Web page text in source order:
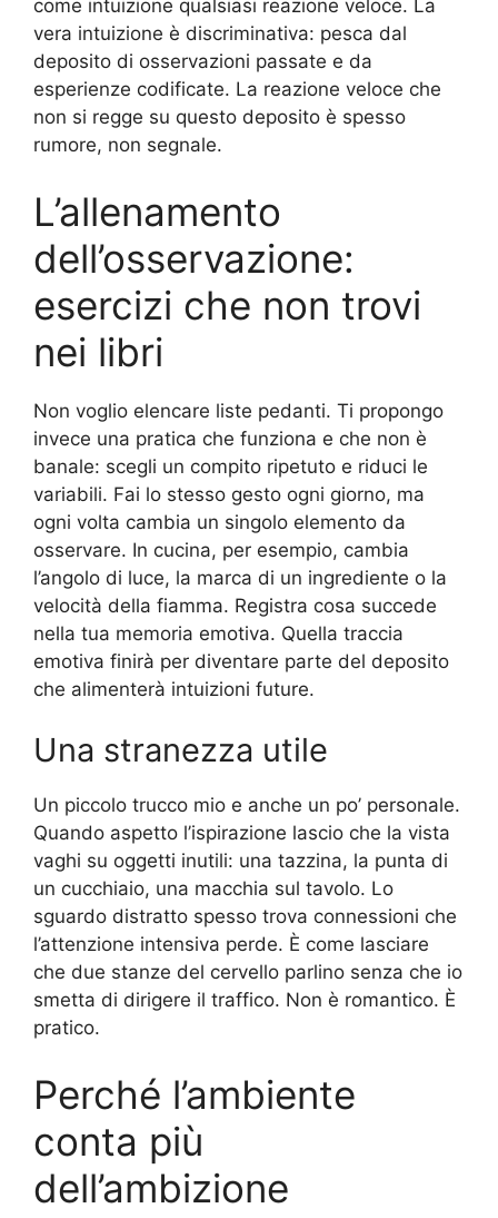
come intuizione qualsiasi reazione veloce. La
vera intuizione è discriminativa: pesca dal
deposito di osservazioni passate e da
esperienze codificate. La reazione veloce che
non si regge su questo deposito è spesso
rumore, non segnale.
L’allenamento
dell’osservazione:
esercizi che non trovi
nei libri
Non voglio elencare liste pedanti. Ti propongo
invece una pratica che funziona e che non è
banale: scegli un compito ripetuto e riduci le
variabili. Fai lo stesso gesto ogni giorno, ma
ogni volta cambia un singolo elemento da
osservare. In cucina, per esempio, cambia
l’angolo di luce, la marca di un ingrediente o la
velocità della fiamma. Registra cosa succede
nella tua memoria emotiva. Quella traccia
emotiva finirà per diventare parte del deposito
che alimenterà intuizioni future.
Una stranezza utile
Un piccolo trucco mio e anche un po’ personale.
Quando aspetto l’ispirazione lascio che la vista
vaghi su oggetti inutili: una tazzina, la punta di
un cucchiaio, una macchia sul tavolo. Lo
sguardo distratto spesso trova connessioni che
l’attenzione intensiva perde. È come lasciare
che due stanze del cervello parlino senza che io
smetta di dirigere il traffico. Non è romantico. È
pratico.
Perché l’ambiente
conta più
dell’ambizione